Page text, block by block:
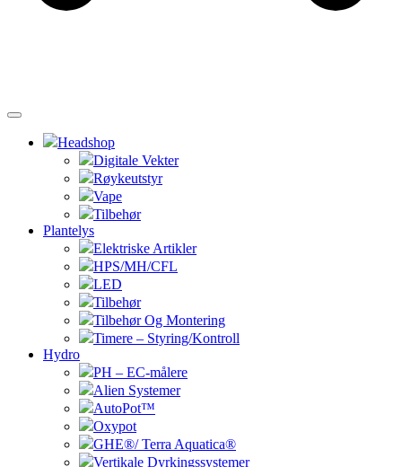
Headshop
Digitale Vekter
Røykeutstyr
Vape
Tilbehør
Plantelys
Elektriske Artikler
HPS/MH/CFL
LED
Tilbehør
Tilbehør Og Montering
Timere – Styring/Kontroll
Hydro
PH – EC-målere
Alien Systemer
AutoPot™
Oxypot
GHE®/ Terra Aquatica®
Vertikale Dyrkingssystemer